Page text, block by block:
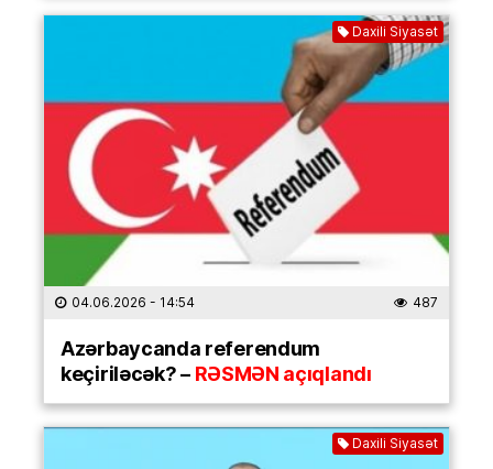
Daxili Siyasət
04.06.2026 - 14:54 487
Azərbaycanda referendum
keçiriləcək? –RƏSMƏN açıqlandı
Daxili Siyasət